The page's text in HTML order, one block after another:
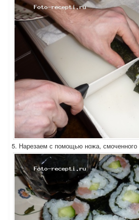
5. Нарезаем с помощью ножа, смоченного